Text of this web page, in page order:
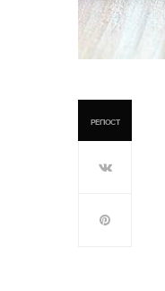
РЕПОСТ